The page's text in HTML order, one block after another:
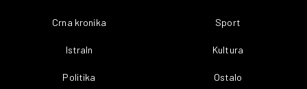
Crna kronika
IstraIn
Politika
Sport
Kultura
Ostalo